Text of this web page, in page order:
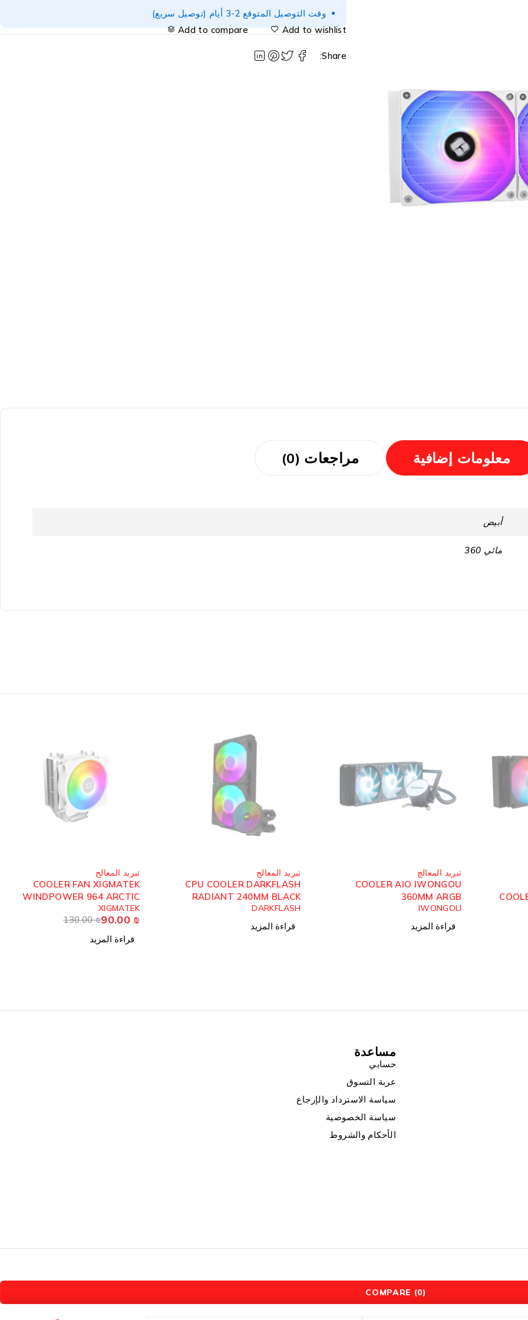
وقت التوصيل المتوقع 2-3 أيام (توصيل سريع)
Add to wishlist
Add to compare
Share:
معلومات إضافية مراجعات (0)
أبيض
مائي 360
تبريد المعالج
COOLER AIO IWONGOU
360MM ARGB
IWONGOU
قراءة المزيد
تبريد المعالج
CPU COOLER DARKFLASH
RADIANT 240MM BLACK
ARGB
DARKFLASH
قراءة المزيد
تبريد المعالج
COOLER FAN XIGMATEK
WINDPOWER 964 ARCTIC
RGB
XIGMATEK
130.00₪90.00 ₪
قراءة المزيد
مساعدة
حسابي
عربة التسوق
سياسة الاسترداد والإرجاع
سياسة الخصوصية
الأحكام والشروط
COMPARE (0)